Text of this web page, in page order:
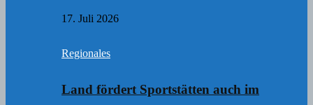
17. Juli 2026
Regionales
Land fördert Sportstätten auch im